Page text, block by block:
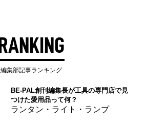
RANKING
編集部記事ランキング
BE-PAL創刊編集長が工具の専門店で見
つけた愛用品って何？
ランタン・ライト・ランプ